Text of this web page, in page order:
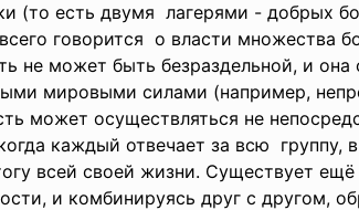
(то есть двумя лагерями - добрых
говорится о власти множества
не может быть безраздельной, и
мировыми силами (например,
может осуществляться не
каждый отвечает за всю группу,
всей своей жизни. Существует
и комбинируясь друг с другом,